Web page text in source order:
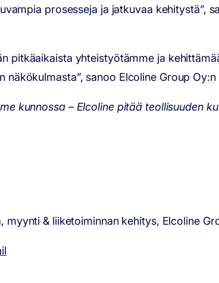
prosesseja ja jatkuvaa kehitystä”,
pitkäaikaista yhteistyötämme ja
sanoo Elcoline Group
kunnossa – Elcoline pitää teollisuuden
myynti & liiketoiminnan kehitys, Elcoline